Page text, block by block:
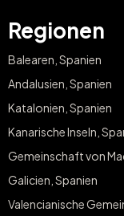
Regionen
Balearen, Spanien
Andalusien, Spanien
Katalonien, Spanien
Kanarische Inseln,
Gemeinschaft von
Galicien, Spanien
Valencianische